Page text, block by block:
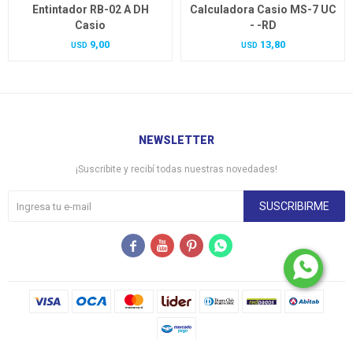
Entintador RB-02 A DH
Casio
USD 9,00
Calculadora Casio MS-7 UC
- -RD
USD 13,80
NEWSLETTER
¡Suscribite y recibí todas nuestras novedades!
SUSCRIBIRME
   